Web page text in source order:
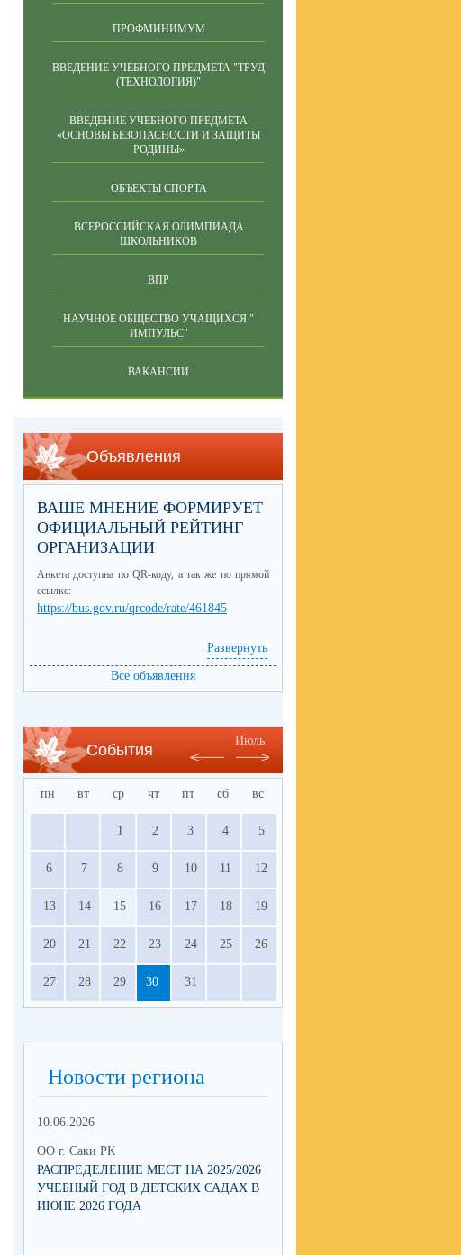
ПРОФМИНИМУМ
ВВЕДЕНИЕ УЧЕБНОГО ПРЕДМЕТА "ТРУД
(ТЕХНОЛОГИЯ)"
ВВЕДЕНИЕ УЧЕБНОГО ПРЕДМЕТА
«ОСНОВЫ БЕЗОПАСНОСТИ И ЗАЩИТЫ
РОДИНЫ»
ОБЪЕКТЫ СПОРТА
ВСЕРОССИЙСКАЯ ОЛИМПИАДА
ШКОЛЬНИКОВ
ВПР
НАУЧНОЕ ОБЩЕСТВО УЧАЩИХСЯ "
ИМПУЛЬС"
ВАКАНСИИ
Объявления
ВАШЕ МНЕНИЕ ФОРМИРУЕТ
ОФИЦИАЛЬНЫЙ РЕЙТИНГ
ОРГАНИЗАЦИИ
Анкета доступна по QR-коду, а так же по прямой
ссылке:
https://bus.gov.ru/qrcode/rate/461845
Развернуть
Все объявления
События
Июль
пн вт ср чт пт сб вс
1 2 3 4 5
6 7 8 9 10 11 12
13 14 15 16 17 18 19
20 21 22 23 24 25 26
27 28 29 30 31
Новости региона
10.06.2026
ОО г. Саки РК
РАСПРЕДЕЛЕНИЕ МЕСТ НА 2025/2026
УЧЕБНЫЙ ГОД В ДЕТСКИХ САДАХ В
ИЮНЕ 2026 ГОДА